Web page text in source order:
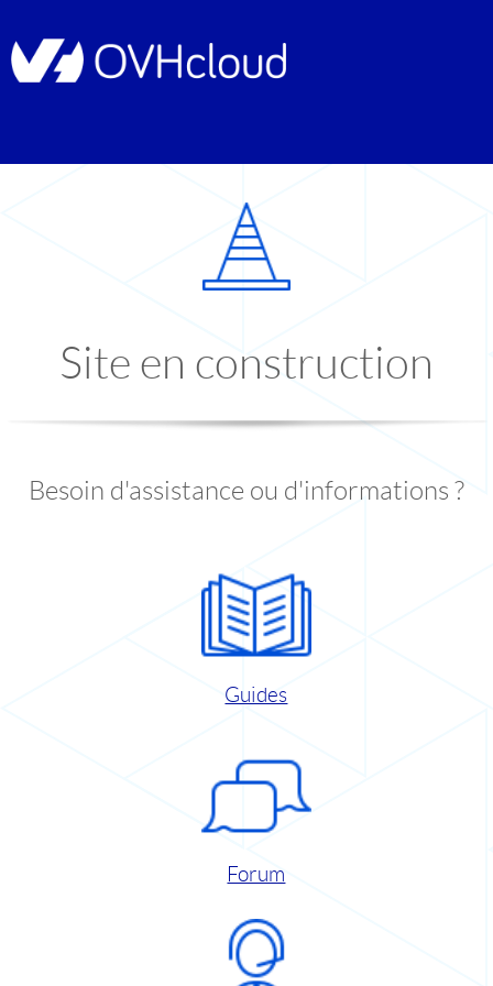
Site en construction
Besoin d'assistance ou d'informations ?
Guides
Forum